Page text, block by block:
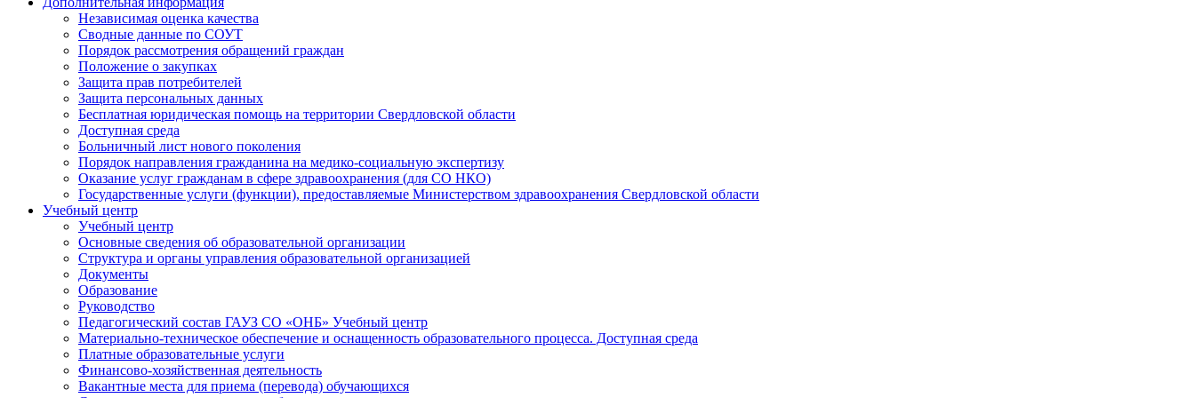
Независимая оценка качества
Сводные данные по СОУТ
Порядок рассмотрения обращений граждан
Положение о закупках
Защита прав потребителей
Защита персональных данных
Бесплатная юридическая помощь на территории Свердловской области
Доступная среда
Больничный лист нового поколения
Порядок направления гражданина на медико-социальную экспертизу
Оказание услуг гражданам в сфере здравоохранения (для СО НКО)
Государственные услуги (функции), предоставляемые Министерством здравоохранения Свердловской области
Учебный центр
Учебный центр
Основные сведения об образовательной организации
Структура и органы управления образовательной организацией
Документы
Образование
Руководство
Педагогический состав ГАУЗ СО «ОНБ» Учебный центр
Материально-техническое обеспечение и оснащенность образовательного процесса. Доступная среда
Платные образовательные услуги
Финансово-хозяйственная деятельность
Вакантные места для приема (перевода) обучающихся